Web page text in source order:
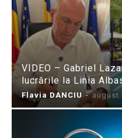
VIDEO – Gabriel
lucrările la Linia
Flavia DANCIU - august